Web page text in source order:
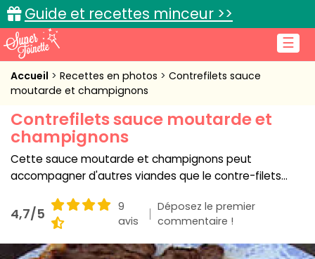
☰
Guide et recettes minceur >>
Accueil
Cuisine pratique
L'actu cuisine
Accueil Recettes en photos
Contrefilets sauce
moutarde et champignons
Contrefilets sauce moutarde et
champignons
Cette sauce moutarde et champignons peut
accompagner d'autres viandes que le contre-filets...
4,7/5
9
avis
Déposez le premier
commentaire !